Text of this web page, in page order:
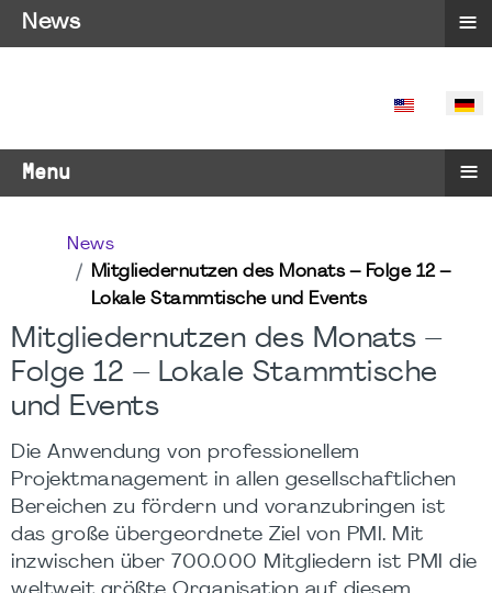
SPRACHE
Menu ≡
News
Mitgliedernutzen des Monats – Folge 12 –
Lokale Stammtische und Events
Mitgliedernutzen des Monats –
Folge 12 – Lokale Stammtische
und Events
Die Anwendung von professionellem
Projektmanagement in allen gesellschaftlichen
Bereichen zu fördern und voranzubringen ist
das große übergeordnete Ziel von PMI. Mit
inzwischen über 700.000 Mitgliedern ist PMI die
News ≡